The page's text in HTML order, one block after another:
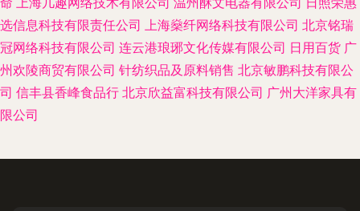
选信息科技有限责任公司 上海燊纤网络科技有限公司 北京铭瑞
冠网络科技有限公司 连云港琅琊文化传媒有限公司 日用百货 广
州欢陵商贸有限公司 针纺织品及原料销售 北京敏鹏科技有限公
司 信丰县香峰食品行 北京欣益富科技有限公司 广州大洋家具有
限公司